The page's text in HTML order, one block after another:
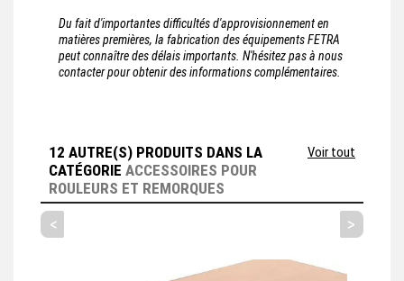
Du fait d'importantes difficultés d'approvisionnement en
matières premières, la fabrication des équipements FETRA
peut connaître des délais importants. N'hésitez pas à nous
contacter pour obtenir des informations complémentaires.
12 AUTRE(S) PRODUITS DANS LA
CATÉGORIE ACCESSOIRES POUR
ROULEURS ET REMORQUES
Voir tout
< >